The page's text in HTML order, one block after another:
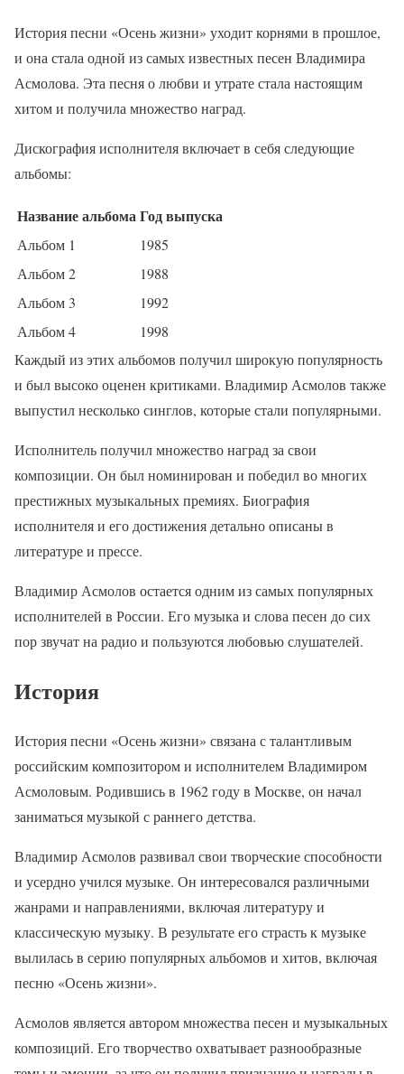
История песни «Осень жизни» уходит корнями в прошлое,
и она стала одной из самых известных песен Владимира
Асмолова. Эта песня о любви и утрате стала настоящим
хитом и получила множество наград.
Дискография исполнителя включает в себя следующие
альбомы:
Название альбомаГод выпуска
Альбом 1
1985
Альбом 2
1988
Альбом 3
1992
Альбом 4
1998
Каждый из этих альбомов получил широкую популярность
и был высоко оценен критиками. Владимир Асмолов также
выпустил несколько синглов, которые стали популярными.
Исполнитель получил множество наград за свои
композиции. Он был номинирован и победил во многих
престижных музыкальных премиях. Биография
исполнителя и его достижения детально описаны в
литературе и прессе.
Владимир Асмолов остается одним из самых популярных
исполнителей в России. Его музыка и слова песен до сих
пор звучат на радио и пользуются любовью слушателей.
История
История песни «Осень жизни» связана с талантливым
российским композитором и исполнителем Владимиром
Асмоловым. Родившись в 1962 году в Москве, он начал
заниматься музыкой с раннего детства.
Владимир Асмолов развивал свои творческие способности
и усердно учился музыке. Он интересовался различными
жанрами и направлениями, включая литературу и
классическую музыку. В результате его страсть к музыке
вылилась в серию популярных альбомов и хитов, включая
песню «Осень жизни».
Асмолов является автором множества песен и музыкальных
композиций. Его творчество охватывает разнообразные